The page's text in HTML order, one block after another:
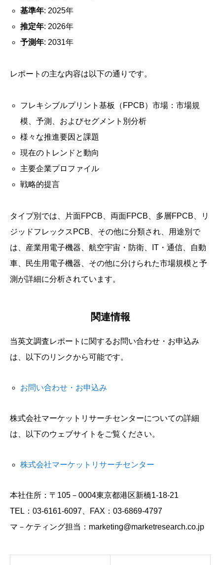
基準年: 2025年
推定年: 2026年
予測年: 2031年
レポートの主な内容は以下の通りです。
フレキシブルプリント基板（FPCB）市場：市場規
模、予測、およびセグメント別分析
様々な推進要因と課題
現在のトレンドと動向
主要企業プロファイル
戦略的提言
タイプ別では、片面FPCB、両面FPCB、多層FPCB、リ
ジッドフレックスPCB、その他に分類され、用途別で
は、産業用電子機器、航空宇宙・防衛、IT・通信、自動
車、民生用電子機器、その他に分けられた市場規模と予
測が詳細に分析されています。
関連情報
当英文調査レポートに関するお問い合わせ・お申込み
は、以下のリンクから可能です。
お問い合わせ・お申込み
株式会社マーケットリサーチセンターについての詳細
は、以下のウェブサイトをご覧ください。
株式会社マーケットリサーチセンター
本社住所：〒105－0004東京都港区新橋1-18-21
TEL：03-6161-6097、FAX：03-6869-4797
マ－ケティング担当：marketing@marketresearch.co.jp